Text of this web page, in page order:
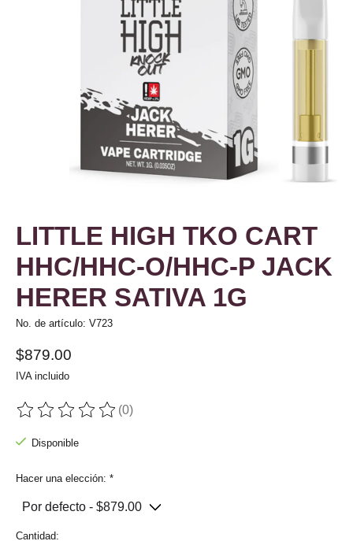
LITTLE HIGH TKO CART
HHC/HHC-O/HHC-P JACK
HERER SATIVA 1G
No. de artículo: V723
$879.00
IVA incluido
The rating of this product is
(0)
Disponible
Hacer una elección: *
Cantidad: